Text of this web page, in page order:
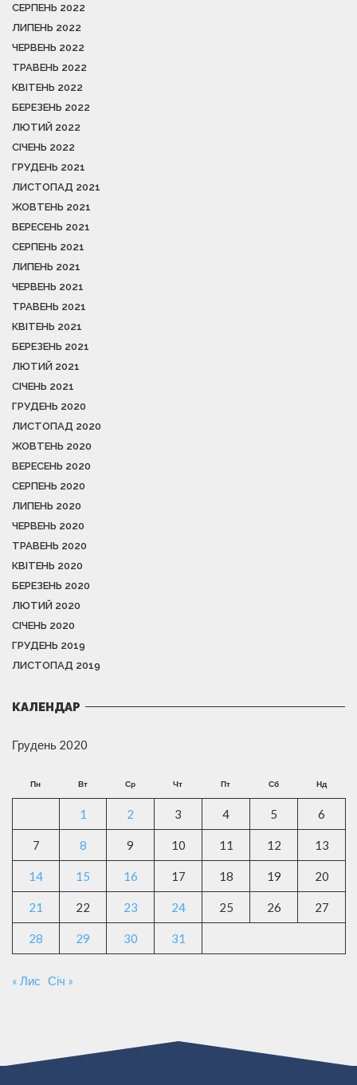
СЕРПЕНЬ 2022
ЛИПЕНЬ 2022
ЧЕРВЕНЬ 2022
ТРАВЕНЬ 2022
КВІТЕНЬ 2022
БЕРЕЗЕНЬ 2022
ЛЮТИЙ 2022
СІЧЕНЬ 2022
ГРУДЕНЬ 2021
ЛИСТОПАД 2021
ЖОВТЕНЬ 2021
ВЕРЕСЕНЬ 2021
СЕРПЕНЬ 2021
ЛИПЕНЬ 2021
ЧЕРВЕНЬ 2021
ТРАВЕНЬ 2021
КВІТЕНЬ 2021
БЕРЕЗЕНЬ 2021
ЛЮТИЙ 2021
СІЧЕНЬ 2021
ГРУДЕНЬ 2020
ЛИСТОПАД 2020
ЖОВТЕНЬ 2020
ВЕРЕСЕНЬ 2020
СЕРПЕНЬ 2020
ЛИПЕНЬ 2020
ЧЕРВЕНЬ 2020
ТРАВЕНЬ 2020
КВІТЕНЬ 2020
БЕРЕЗЕНЬ 2020
ЛЮТИЙ 2020
СІЧЕНЬ 2020
ГРУДЕНЬ 2019
ЛИСТОПАД 2019
КАЛЕНДАР
Грудень 2020
Пн Вт Ср Чт Пт Сб Нд
1 2 3 4 5 6
7 8 9 10 11 12 13
14 15 16 17 18 19 20
21 22 23 24 25 26 27
28 29 30 31
« Лис Січ »